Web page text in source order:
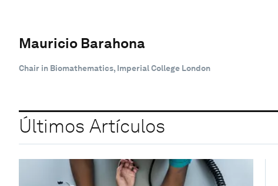
Mauricio Barahona
Chair in Biomathematics, Imperial College London
Últimos Artículos